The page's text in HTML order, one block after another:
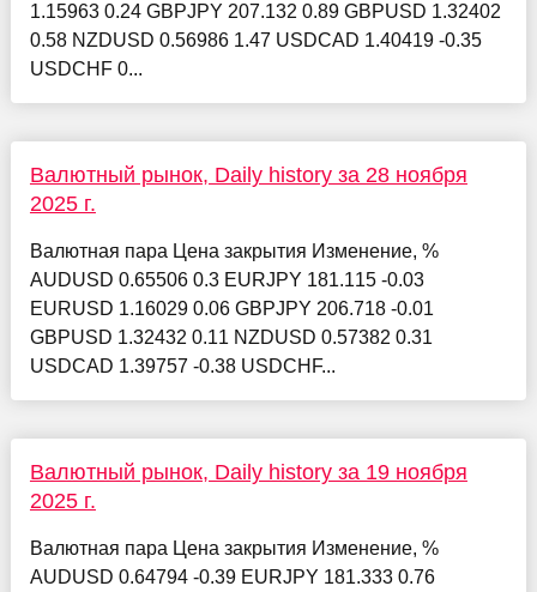
1.15963 0.24 GBPJPY 207.132 0.89 GBPUSD 1.32402
0.58 NZDUSD 0.56986 1.47 USDCAD 1.40419 -0.35
USDCHF 0...
Валютный рынок, Daily history за 28 ноября
2025 г.
Валютная пара Цена закрытия Изменение, %
AUDUSD 0.65506 0.3 EURJPY 181.115 -0.03
EURUSD 1.16029 0.06 GBPJPY 206.718 -0.01
GBPUSD 1.32432 0.11 NZDUSD 0.57382 0.31
USDCAD 1.39757 -0.38 USDCHF...
Валютный рынок, Daily history за 19 ноября
2025 г.
Валютная пара Цена закрытия Изменение, %
AUDUSD 0.64794 -0.39 EURJPY 181.333 0.76